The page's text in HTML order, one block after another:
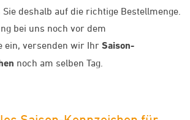
deshalb auf die richtige Bestellmenge.
bei uns noch vor dem
ein, versenden wir Ihr Saison-
noch am selben Tag.